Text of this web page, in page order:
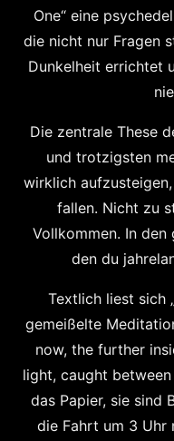
One“ eine
die nicht nur Fragen
Dunkelheit errichtet
Die zentrale These
und trotzigsten
wirklich
fallen. Nicht zu
Vollkommen. In den
den du
Textlich liest sich
gemeißelte
now, the further
light, caught
das Papier, sie sind
die Fahrt um 3 Uhr